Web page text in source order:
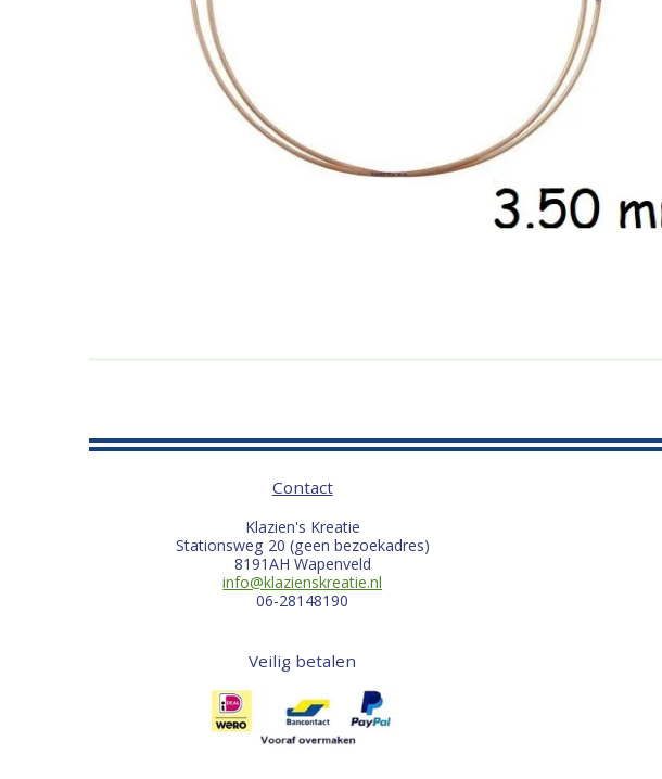
Contact
Klazien's Kreatie
Stationsweg 20 (geen bezoekadres)
8191AH Wapenveld
info@klazienskreatie.nl
06-28148190
Veilig betalen